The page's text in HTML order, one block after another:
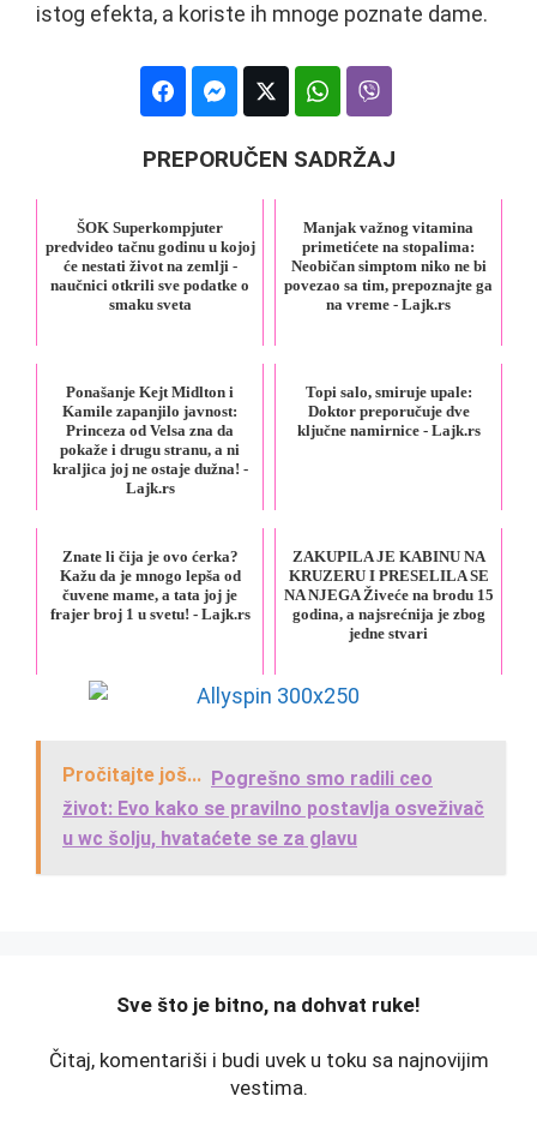
istog efekta, a koriste ih mnoge poznate dame.
PREPORUČEN SADRŽAJ
ŠOK Superkompjuter
predvideo tačnu godinu u kojoj
će nestati život na zemlji -
naučnici otkrili sve podatke o
smaku sveta
Manjak važnog vitamina
primetićete na stopalima:
Neobičan simptom niko ne bi
povezao sa tim, prepoznajte ga
na vreme - Lajk.rs
Ponašanje Kejt Midlton i
Kamile zapanjilo javnost:
Princeza od Velsa zna da
pokaže i drugu stranu, a ni
kraljica joj ne ostaje dužna! -
Lajk.rs
Topi salo, smiruje upale:
Doktor preporučuje dve
ključne namirnice - Lajk.rs
Znate li čija je ovo ćerka?
Kažu da je mnogo lepša od
čuvene mame, a tata joj je
frajer broj 1 u svetu! - Lajk.rs
ZAKUPILA JE KABINU NA
KRUZERU I PRESELILA SE
NA NJEGA Živeće na brodu 15
godina, a najsrećnija je zbog
jedne stvari
Pročitajte još... Pogrešno smo radili ceo
život: Evo kako se pravilno postavlja osveživač
u wc šolju, hvataćete se za glavu
️Sve što je bitno, na dohvat ruke!
Čitaj, komentariši i budi uvek u toku sa najnovijim
vestima.